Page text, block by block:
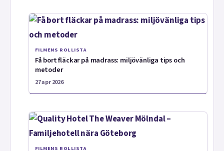
FILMENS ROLLISTA
Få bort fläckar på madrass: miljövänliga tips och
metoder
27 apr 2026
FILMENS ROLLISTA